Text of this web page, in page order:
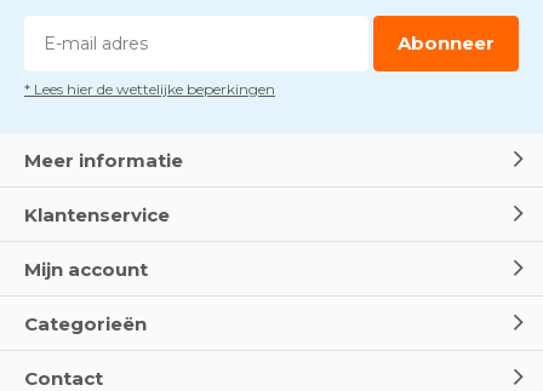
Abonneer
* Lees hier de wettelijke beperkingen
Meer informatie
Klantenservice
Mijn account
Categorieën
Contact